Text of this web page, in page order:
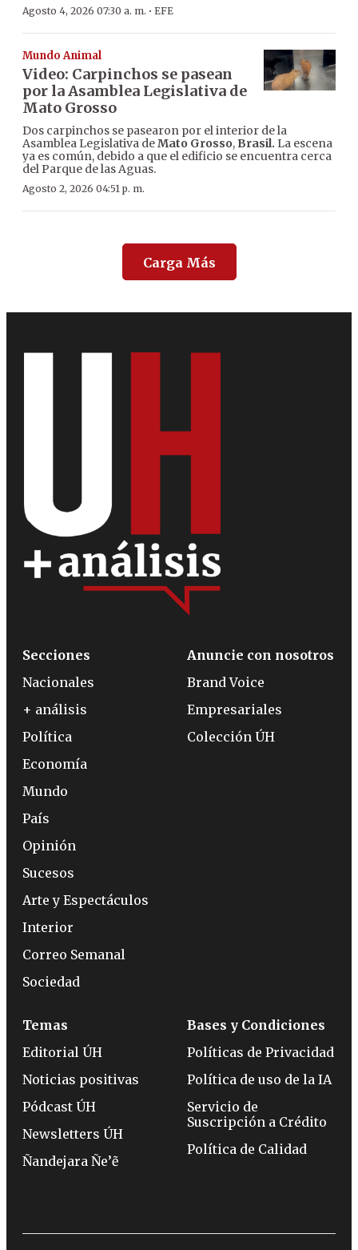
Agosto 4, 2026 07:30 a. m. · EFE
Mundo Animal
Video: Carpinchos se pasean
por la Asamblea Legislativa de
Mato Grosso
Dos carpinchos se pasearon por el interior de la
Asamblea Legislativa deMato Grosso, Brasil. La escena
ya es común, debido a que el edificio se encuentra cerca
del Parque de las Aguas.
Agosto 2, 2026 04:51 p. m.
Carga Más
Secciones
Nacionales
+ análisis
Política
Economía
Mundo
País
Opinión
Sucesos
Arte y Espectáculos
Interior
Correo Semanal
Sociedad
Anuncie con nosotros
Brand Voice
Empresariales
Colección ÚH
Temas
Editorial ÚH
Noticias positivas
Pódcast ÚH
Newsletters ÚH
Ñandejara Ñe’ẽ
Bases y Condiciones
Políticas de Privacidad
Política de uso de la IA
Servicio de
Suscripción a Crédito
Política de Calidad